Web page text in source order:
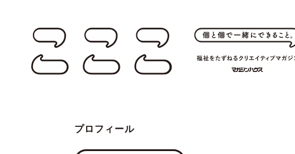
プロフィール